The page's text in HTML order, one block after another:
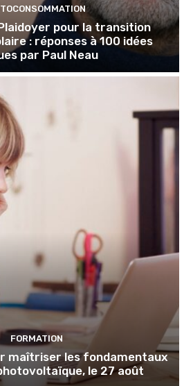
pour la transition
: réponses à 100 idées
par Paul Neau
FORMATION
maîtriser les fondamentaux
le 27 août